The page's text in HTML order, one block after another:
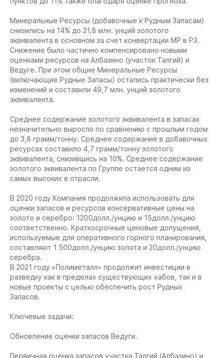
Минеральные Ресурсы (добавочные к Рудным Запасам)
снизились на 14% до 21,8 млн. унций золотого
эквивалента в основном за счет конвертации МР в РЗ.
Снижение было частично компенсировано новыми
оценками ресурсов на Албазино (участок Талгий) и
Ведуге. При этом общие Минеральные Ресурсы
(включающие Рудные Запасы) остались практически без
изменений и составили 49,7 млн. унций золотого
эквивалента.
Среднее содержание золотого эквивалента в запасах
незначительно выросло по сравнению с прошлым годом
до 3,8 грамм/тонну. Среднее содержание в добавочных
ресурсах составило 4,7 грамм/тонну золотого
эквивалента, снизившись на 10%. Среднее содержание
золотого эквивалента по Группе остается одним из
самых высоких в отрасли.
В 2020 году Компания продолжила использовать для
оценки запасов и ресурсов консервативные цены на
золото и серебро: 1200долл./унцию и 15долл./унцию
соответственно. Краткосрочные ценовые допущения,
используемые для оперативного горного планирования,
составляют 1 500долл./унцию золота и 20долл./унцию
серебра.
В 2021 году «Полиметалл» продолжит инвестиции в
разведку как в пределах существующих хабов, так и в
новые проекты с целью обеспечить рост Рудных
Запасов.
Ключевые задачи:
Обновление оценки запасов Ведуги.
Первичная оценка запасов участка Талгий (Албазино) и